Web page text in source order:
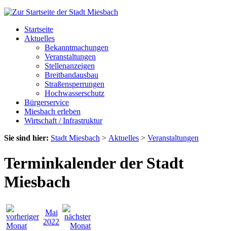
Startseite
Aktuelles
Bekanntmachungen
Veranstaltungen
Stellenanzeigen
Breitbandausbau
Straßensperrungen
Hochwasserschutz
Bürgerservice
Miesbach erleben
Wirtschaft / Infrastruktur
Sie sind hier: Stadt Miesbach > Aktuelles > Veranstaltungen
Terminkalender der Stadt
Miesbach
Mai
2022